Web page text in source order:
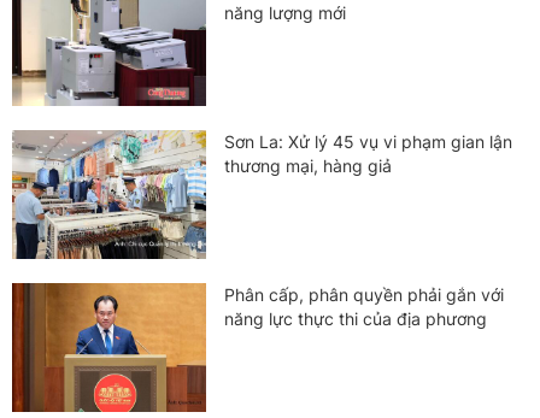
năng lượng mới
Sơn La: Xử lý 45 vụ vi phạm gian lận
thương mại, hàng giả
Phân cấp, phân quyền phải gắn với
năng lực thực thi của địa phương